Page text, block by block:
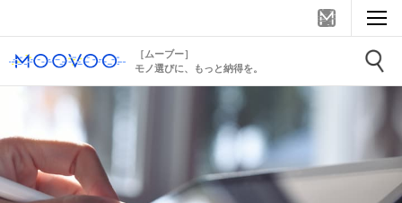
［ムーブー］
モノ選びに、もっと納得を。